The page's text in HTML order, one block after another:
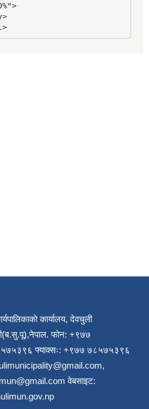
कार्यालय, देवचुली
फोन: +९७७
फ्याक्सः: +९७७ ७८५७५३९६
,
वेबसाइट: